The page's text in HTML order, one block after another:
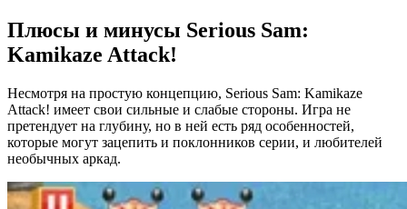
Плюсы и минусы Serious Sam:
Kamikaze Attack!
Несмотря на простую концепцию, Serious Sam: Kamikaze
Attack! имеет свои сильные и слабые стороны. Игра не
претендует на глубину, но в ней есть ряд особенностей,
которые могут зацепить и поклонников серии, и любителей
необычных аркад.